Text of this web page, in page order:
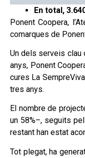
En total,
Ponent Coopera,
comarques de
Un dels serveis clau
anys, Ponent
cures La
tres anys.
El nombre de
un 58%–, seguits
restant han estat
Tot plegat, ha